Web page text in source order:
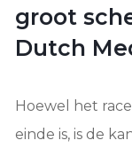
groot
Dutch
Hoewel het
einde is, is de